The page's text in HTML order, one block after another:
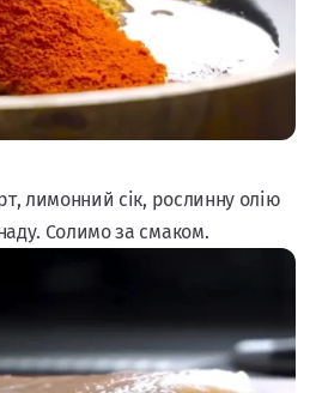
лимонний сік, рослинну олію
Солимо за смаком.